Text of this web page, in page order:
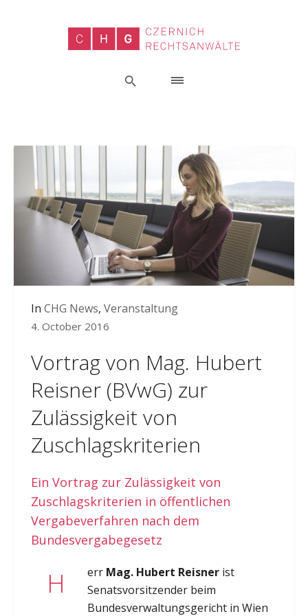
In CHG News, Veranstaltung
4. October 2016
Vortrag von Mag. Hubert
Reisner (BVwG) zur
Zulässigkeit von
Zuschlagskriterien
Ein Vortrag zur Zulässigkeit von
Zuschlagskriterien in öffentlichen
Vergabeverfahren nach dem
Bundesvergabegesetz
H err Mag. Hubert Reisnerist
Senatsvorsitzender beim
Bundesverwaltungsgericht in Wien